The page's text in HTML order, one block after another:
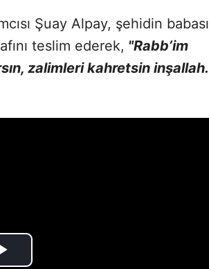
Şuay Alpay, şehidin babası
teslim ederek, "Rabb’im
zalimleri kahretsin inşallah.